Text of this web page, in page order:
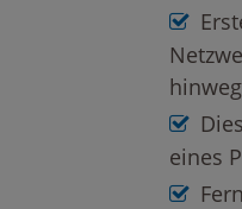
hinweg
eines